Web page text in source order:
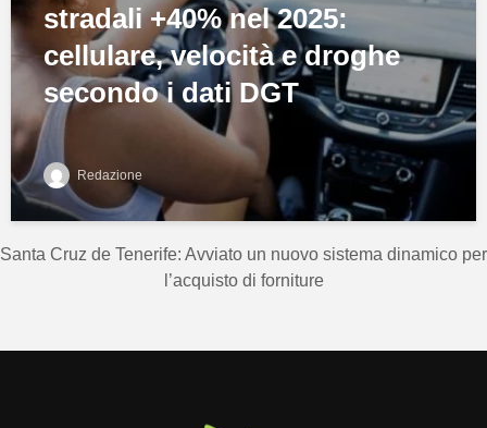
stradali +40% nel 2025:
cellulare, velocità e droghe
secondo i dati DGT
Redazione
Santa Cruz de Tenerife: Avviato un nuovo sistema dinamico per
l’acquisto di forniture